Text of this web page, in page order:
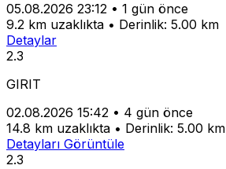
05.08.2026 23:12 • 1 gün önce
9.2 km uzaklıkta • Derinlik: 5.00 km
Detaylar
2.3
GIRIT
02.08.2026 15:42 • 4 gün önce
14.8 km uzaklıkta • Derinlik: 5.00 km
Detayları Görüntüle
2.3